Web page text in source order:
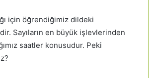
için öğrendiğimiz dildeki
Sayıların en büyük işlevlerinden
saatler konusudur. Peki